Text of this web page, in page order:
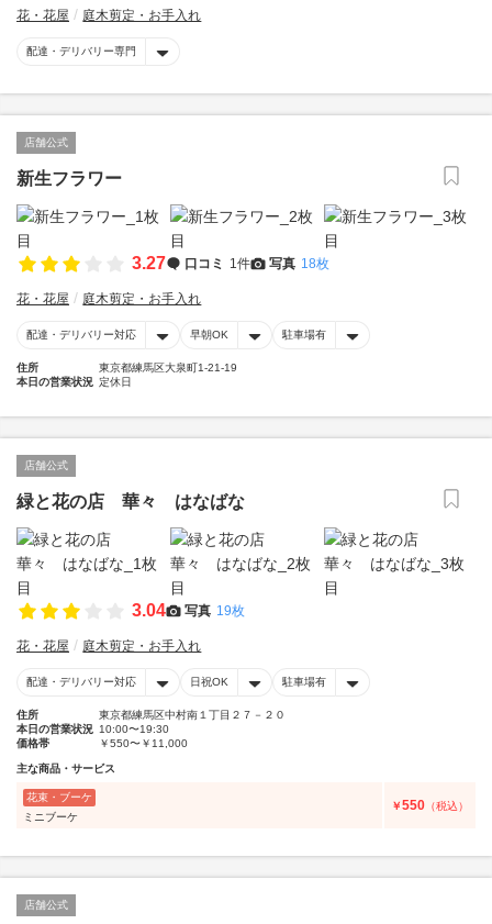
花・花屋 庭木剪定・お手入れ
配達・デリバリー専門
店舗公式
新生フラワー
3.27 口コミ 1件 写真 18枚
花・花屋 庭木剪定・お手入れ
配達・デリバリー対応 早朝OK 駐車場有
住所
東京都練馬区大泉町1-21-19
本日の営業状況 定休日
店舗公式
緑と花の店 華々 はなばな
3.04 写真 19枚
花・花屋 庭木剪定・お手入れ
配達・デリバリー対応 日祝OK 駐車場有
住所
東京都練馬区中村南１丁目２７－２０
本日の営業状況 10:00〜19:30
価格帯
￥550〜￥11,000
主な商品・サービス
花束・ブーケ
ミニブーケ
￥550 （税込）
店舗公式